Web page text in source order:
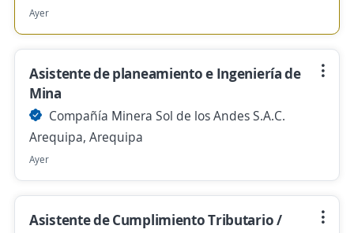
Ayer
Asistente de planeamiento e Ingeniería de
Mina
Compañía Minera Sol de los Andes S.A.C.
Arequipa, Arequipa
Ayer
Asistente de Cumplimiento Tributario /